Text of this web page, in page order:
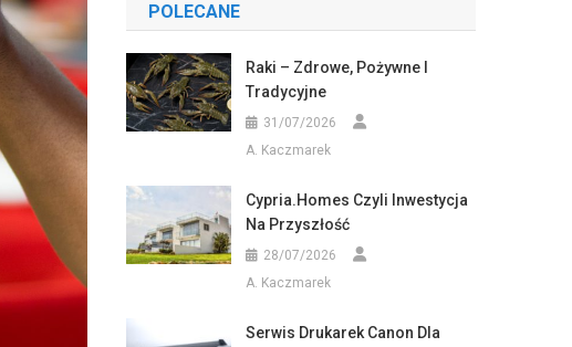
POLECANE
Raki – Zdrowe, Pożywne I
Tradycyjne
31/07/2026
A. Kaczmarek
Cypria.homes Czyli Inwestycja
Na Przyszłość
28/07/2026
A. Kaczmarek
Serwis Drukarek Canon Dla